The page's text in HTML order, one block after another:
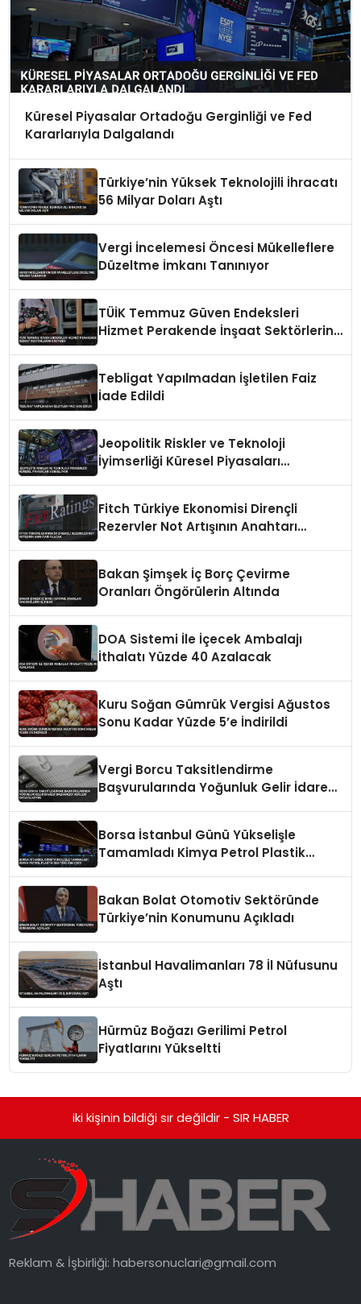
Küresel Piyasalar Ortadoğu Gerginliği ve Fed
Kararlarıyla Dalgalandı
Türkiye’nin Yüksek Teknolojili İhracatı
56 Milyar Doları Aştı
Vergi İncelemesi Öncesi Mükelleflere
Düzeltme İmkanı Tanınıyor
TÜİK Temmuz Güven Endeksleri
Hizmet Perakende İnşaat Sektörlerini
Tebligat Yapılmadan İşletilen Faiz
İade Edildi
Jeopolitik Riskler ve Teknoloji
İyimserliği Küresel Piyasaları
Fitch Türkiye Ekonomisi Dirençli
Rezervler Not Artışının Anahtarı
Bakan Şimşek İç Borç Çevirme
Oranları Öngörülerin Altında
DOA Sistemi İle İçecek Ambalajı
İthalatı Yüzde 40 Azalacak
Kuru Soğan Gümrük Vergisi Ağustos
Sonu Kadar Yüzde 5’e İndirildi
Vergi Borcu Taksitlendirme
Başvurularında Yoğunluk Gelir İdaresi
Borsa İstanbul Günü Yükselişle
Tamamladı Kimya Petrol Plastik
Bakan Bolat Otomotiv Sektöründe
Türkiye’nin Konumunu Açıkladı
İstanbul Havalimanları 78 İl Nüfusunu
Aştı
Hürmüz Boğazı Gerilimi Petrol
Fiyatlarını Yükseltti
iki kişinin bildiği sır değildir - SIR HABER
Reklam & İşbirliği:habersonuclari@gmail.com